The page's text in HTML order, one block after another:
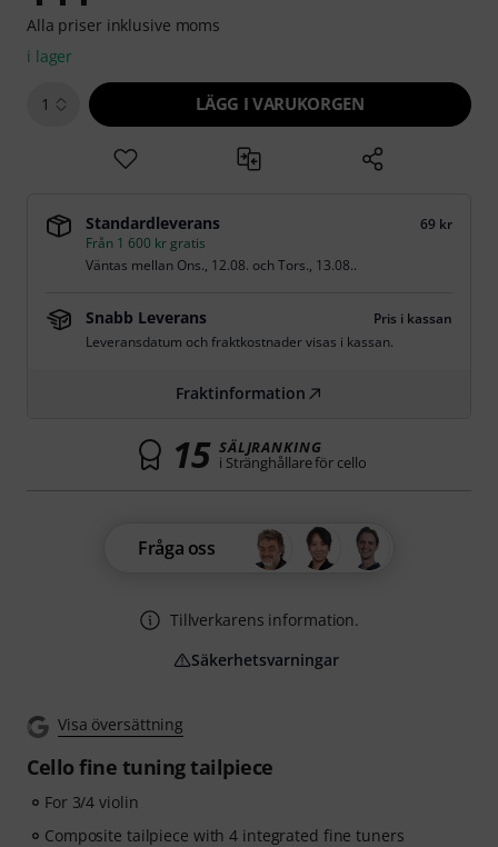
Visa översättning
Cello fine tuning tailpiece
For 3/4 violin
Composite tailpiece with 4 integrated fine tuners
Alla priser inklusive moms
i lager
1 LÄGG I VARUKORGEN
Standardleverans
69 kr
Från 1 600 kr gratis
Väntas mellan Ons., 12.08. ochTors., 13.08..
Snabb Leverans
Pris i kassan
Leveransdatum och fraktkostnader visas i kassan.
Fraktinformation
15 SÄLJRANKING
i Stränghållare för cello
Fråga oss
Tillverkarens information.
Säkerhetsvarningar